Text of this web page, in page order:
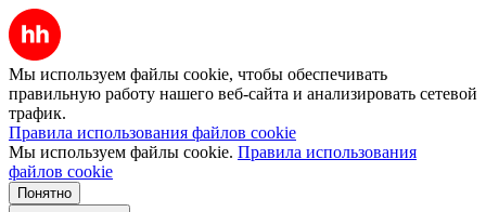
Мы используем файлы cookie, чтобы обеспечивать
правильную работу нашего веб-сайта и анализировать сетевой
трафик.
Правила использования файлов cookie
Мы используем файлы cookie. Правила использования
файлов cookie
Понятно